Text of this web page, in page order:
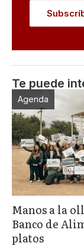
Te puede
Agenda
Manos a la
Banco de
platos